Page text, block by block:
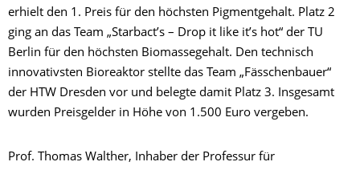
erhielt den 1. Preis für den höchsten Pigmentgehalt. Platz 2
ging an das Team „Starbact’s – Drop it like it’s hot“ der TU
Berlin für den höchsten Biomassegehalt. Den technisch
innovativsten Bioreaktor stellte das Team „Fässchenbauer“
der HTW Dresden vor und belegte damit Platz 3. Insgesamt
wurden Preisgelder in Höhe von 1.500 Euro vergeben.
Prof. Thomas Walther, Inhaber der Professur für